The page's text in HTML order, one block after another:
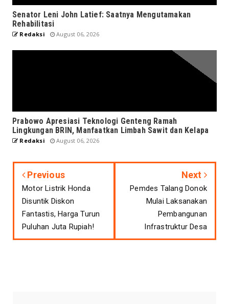
Senator Leni John Latief: Saatnya Mengutamakan
Rehabilitasi
Redaksi August 06, 2026
Prabowo Apresiasi Teknologi Genteng Ramah
Lingkungan BRIN, Manfaatkan Limbah Sawit dan Kelapa
Redaksi August 06, 2026
Previous
Motor Listrik Honda
Disuntik Diskon
Fantastis, Harga Turun
Puluhan Juta Rupiah!
Next
Pemdes Talang Donok
Mulai Laksanakan
Pembangunan
Infrastruktur Desa